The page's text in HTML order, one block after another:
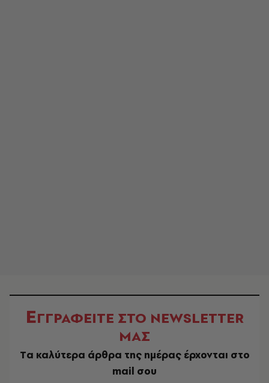
ΕΓΓΡΑΦΕΙΤΕ ΣΤΟ NEWSLETTER
ΜΑΣ
Tα καλύτερα άρθρα της ημέρας έρχονται στο
mail σου